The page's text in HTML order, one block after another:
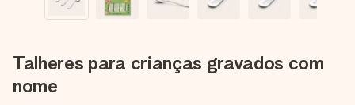
Talheres para crianças gravados com
nome